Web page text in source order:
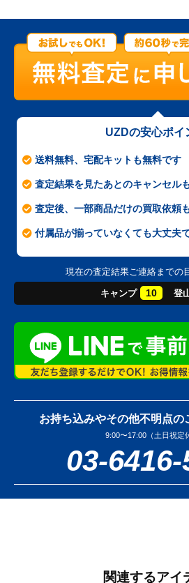
UZDの安心ポイ
送料無料、宅配キットも無料です
査定結果を見たあとのキャンセル
査定後、一部商品だけの買取依頼
付属品が揃っていなくても大丈夫
現在の査定結果ご連絡までの
キャンプ 10 登
お持ち込みやその他不明点の
9:00〜17:00（土日祝定
03-
関連するアイ